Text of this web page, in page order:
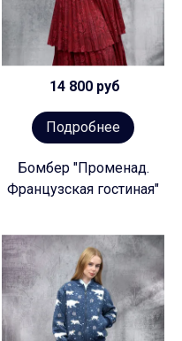
14 800 руб
Подробнее
Бомбер "Променад.
Французская гостиная"